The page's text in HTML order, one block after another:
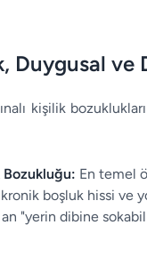
Duygusal ve
kişilik
Bozukluğu: En temel
boşluk hissi ve
"yerin dibine